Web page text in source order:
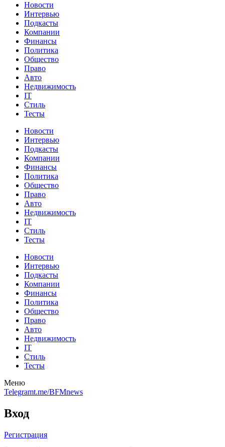
Новости
Интервью
Подкасты
Компании
Финансы
Политика
Общество
Право
Авто
Недвижимость
IT
Стиль
Тесты
Новости
Интервью
Подкасты
Компании
Финансы
Политика
Общество
Право
Авто
Недвижимость
IT
Стиль
Тесты
Новости
Интервью
Подкасты
Компании
Финансы
Политика
Общество
Право
Авто
Недвижимость
IT
Стиль
Тесты
Меню
Telegramt.me/BFMnews
Вход
Регистрация